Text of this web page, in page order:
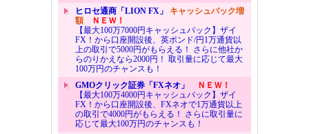
ヒロセ通商「LION FX」 キャッシュバック増
額ＮＥＷ！
【最大100万7000円キャッシュバック】ザイ
FX！から口座開設後、英ポンド/円1万通貨以
上の取引で5000円がもらえる！ さらに他社か
らのりかえなら2000円！ 取引量に応じて最大
100万円のチャンスも！
GMOクリック証券「FXネオ」
ＮＥＷ！
【最大100万4000円キャッシュバック】ザイ
FX！から口座開設後、FXネオで1万通貨以上
の取引で4000円がもらえる！ さらに取引量に
応じて最大100万円のチャンスも！